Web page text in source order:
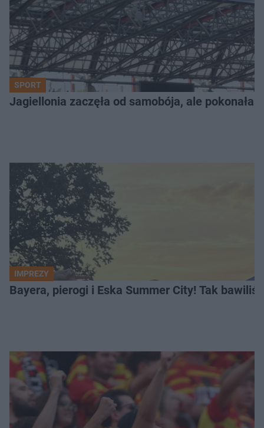
SPORT
Jagiellonia zaczęła od samobója, ale pokonała
IMPREZY
Bayera, pierogi i Eska Summer City! Tak